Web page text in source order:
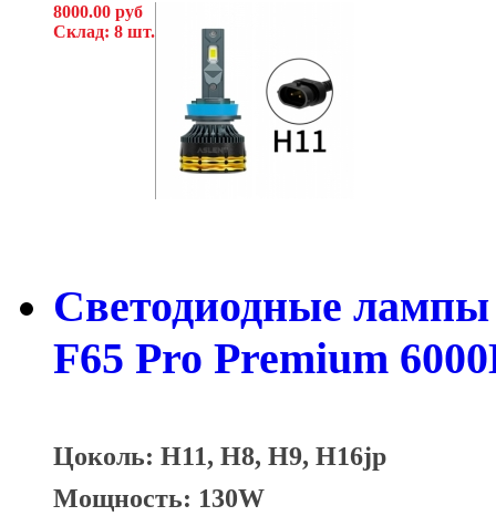
8000.00 руб
Склад: 8 шт.
Светодиодные
F65 Pro Premium
Цоколь: H11, H8, H9, H16jp
Мощность: 130W